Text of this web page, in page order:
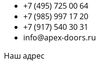
+7 (495) 725 00 64
+7 (985) 997 17 20
+7 (917) 540 30 31
info@apex-doors.ru
Наш адрес